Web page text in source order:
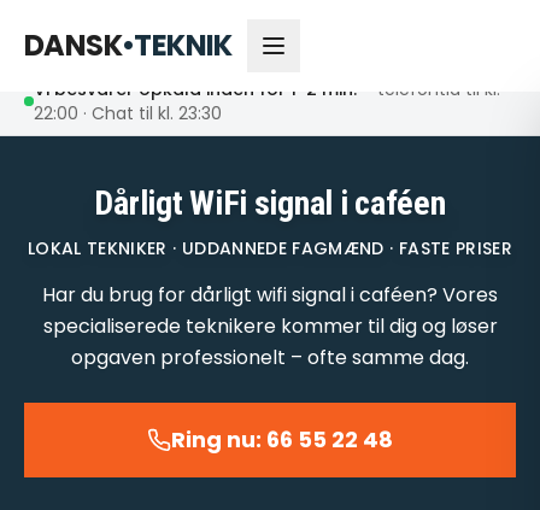
DANSK•TEKNIK
Åbent nu
Vi besvarer opkald inden for 1-2 min. – telefontid til kl.
22:00 · Chat til kl. 23:30
Dårligt WiFi signal i caféen
LOKAL TEKNIKER · UDDANNEDE FAGMÆND · FASTE PRISER
Har du brug for dårligt wifi signal i caféen? Vores
specialiserede teknikere kommer til dig og løser
opgaven professionelt – ofte samme dag.
Ring nu: 66 55 22 48